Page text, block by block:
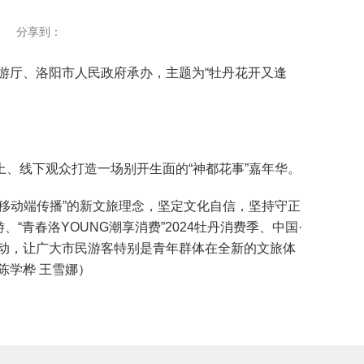
分享到：
、洛阳市人民政府承办，主题为“牡丹花开又逢
下观众打造一场别开生面的“神都花事”嘉年华。
端传播”的新文旅理念，坚定文化自信，坚持守正
“青春洛YOUNG潮享消费”2024牡丹消费季、中国·
，让广大市民游客特别是青年群体在全新的文旅体
桦 王雪娜）